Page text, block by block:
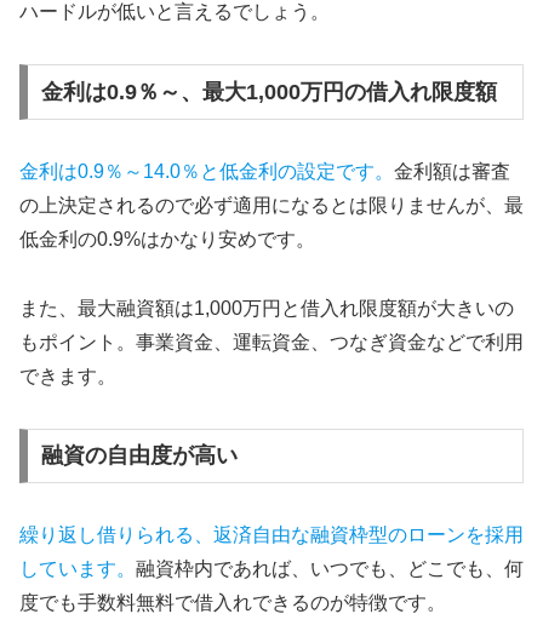
ハードルが低いと言えるでしょう。
金利は0.9％～、最大1,000万円の借入れ限度額
金利は0.9％～14.0％と低金利の設定です。 金利額は審査
の上決定されるので必ず適用になるとは限りませんが、最
低金利の0.9%はかなり安めです。
また、最大融資額は1,000万円と借入れ限度額が大きいの
もポイント。事業資金、運転資金、つなぎ資金などで利用
できます。
融資の自由度が高い
繰り返し借りられる、返済自由な融資枠型のローンを採用
しています。 融資枠内であれば、いつでも、どこでも、何
度でも手数料無料で借入れできるのが特徴です。